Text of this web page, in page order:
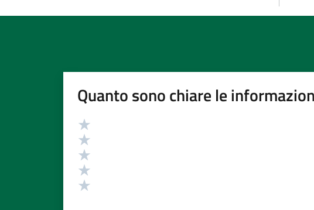
Quanto sono chiare le
Valutazione